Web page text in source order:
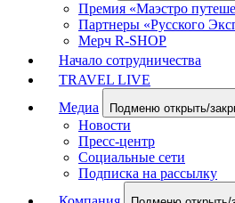
Премия «Маэстро
Партнеры «Русского
Мерч R-SHOP
Начало сотрудничества
TRAVEL LIVE
Медиа
Подменю открыть/
Новости
Пресс-центр
Социальные сети
Подписка на рассылку